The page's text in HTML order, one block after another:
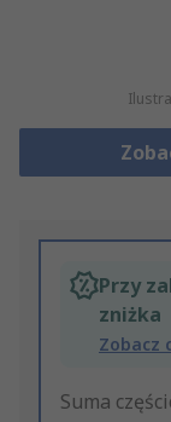
Przy
zniżka
Zobacz
Suma